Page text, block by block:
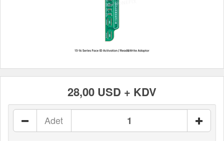
28,00 USD + KDV
Adet